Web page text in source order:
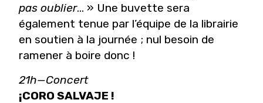
pas oublier… » Une buvette sera
également tenue par l’équipe de la librairie
en soutien à la journée ; nul besoin de
ramener à boire donc !
21h—Concert
¡CORO SALVAJE !